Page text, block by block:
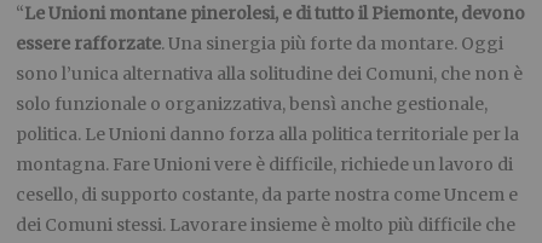
“Le Unioni montane pinerolesi, e di tutto il Piemonte, devono
essere rafforzate. Una sinergia più forte da montare. Oggi
sono l’unica alternativa alla solitudine dei Comuni, che non è
solo funzionale o organizzativa, bensì anche gestionale,
politica. Le Unioni danno forza alla politica territoriale per la
montagna. Fare Unioni vere è difficile, richiede un lavoro di
cesello, di supporto costante, da parte nostra come Uncem e
dei Comuni stessi. Lavorare insieme è molto più difficile che